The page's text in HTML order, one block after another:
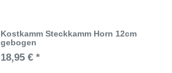
Kostkamm Steckkamm Horn 12cm
gebogen
18,95 € *